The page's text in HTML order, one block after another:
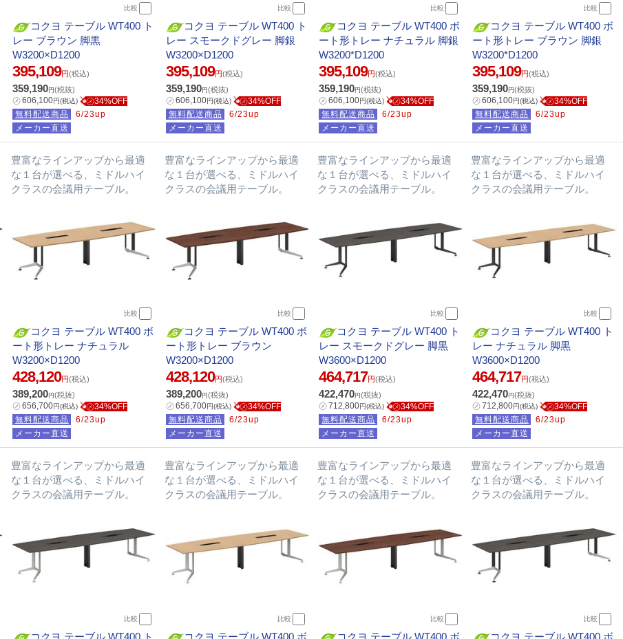
比較
コクヨ テーブル WT400 ト
レー ブラウン 脚黒
W3200×D1200
395,109円(税込)
359,190円(税抜)
㋱606,100円(税込) ㋱34%OFF
無料配送商品
6/23up
メーカー直送
比較
コクヨ テーブル WT400 ト
レー スモークドグレー 脚銀
W3200×D1200
395,109円(税込)
359,190円(税抜)
㋱606,100円(税込) ㋱34%OFF
無料配送商品
6/23up
メーカー直送
比較
コクヨ テーブル WT400 ボ
ート形トレー ナチュラル 脚銀
W3200*D1200
395,109円(税込)
359,190円(税抜)
㋱606,100円(税込) ㋱34%OFF
無料配送商品
6/23up
メーカー直送
比較
コクヨ テーブル WT400 ボ
ート形トレー ブラウン 脚銀
W3200*D1200
395,109円(税込)
359,190円(税抜)
㋱606,100円(税込) ㋱34%OFF
無料配送商品
6/23up
メーカー直送
豊富なラインアップから最適
な１台が選べる、ミドルハイ
クラスの会議用テーブル。
比較
コクヨ テーブル WT400 ボ
ート形トレー ナチュラル
W3200×D1200
428,120円(税込)
389,200円(税抜)
㋱656,700円(税込) ㋱34%OFF
無料配送商品
6/23up
メーカー直送
豊富なラインアップから最適
な１台が選べる、ミドルハイ
クラスの会議用テーブル。
比較
コクヨ テーブル WT400 ボ
ート形トレー ブラウン
W3200×D1200
428,120円(税込)
389,200円(税抜)
㋱656,700円(税込) ㋱34%OFF
無料配送商品
6/23up
メーカー直送
豊富なラインアップから最適
な１台が選べる、ミドルハイ
クラスの会議用テーブル。
比較
コクヨ テーブル WT400 ト
レー スモークドグレー 脚黒
W3600×D1200
464,717円(税込)
422,470円(税抜)
㋱712,800円(税込) ㋱34%OFF
無料配送商品
6/23up
メーカー直送
豊富なラインアップから最適
な１台が選べる、ミドルハイ
クラスの会議用テーブル。
比較
コクヨ テーブル WT400 ト
レー ナチュラル 脚黒
W3600×D1200
464,717円(税込)
422,470円(税抜)
㋱712,800円(税込) ㋱34%OFF
無料配送商品
6/23up
メーカー直送
豊富なラインアップから最適
な１台が選べる、ミドルハイ
クラスの会議用テーブル。
比較
コクヨ テーブル WT400 ト
豊富なラインアップから最適
な１台が選べる、ミドルハイ
クラスの会議用テーブル。
比較
コクヨ テーブル WT400 ボ
豊富なラインアップから最適
な１台が選べる、ミドルハイ
クラスの会議用テーブル。
比較
コクヨ テーブル WT400 ボ
豊富なラインアップから最適
な１台が選べる、ミドルハイ
クラスの会議用テーブル。
比較
コクヨ テーブル WT400 ボ